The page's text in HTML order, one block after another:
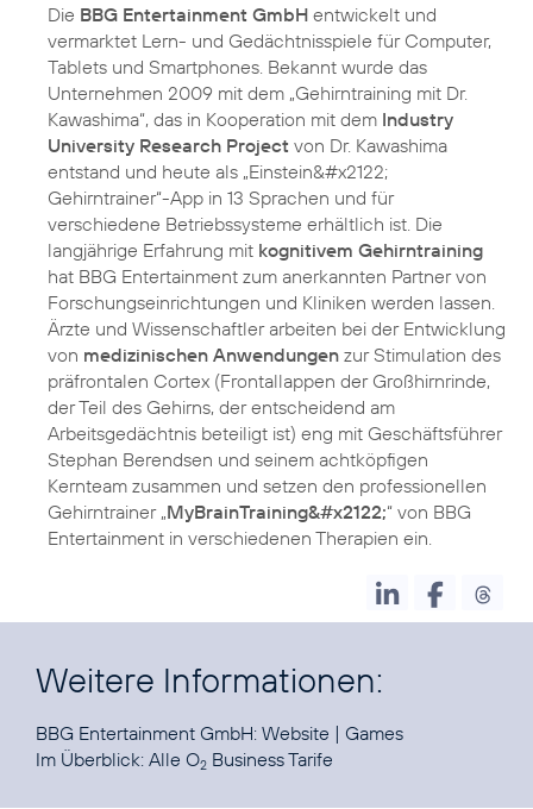
Die BBG Entertainment GmbH entwickelt und
vermarktet Lern- und Gedächtnisspiele für Computer,
Tablets und Smartphones. Bekannt wurde das
Unternehmen 2009 mit dem „Gehirntraining mit Dr.
Kawashima“, das in Kooperation mit dem Industry
University Research Project von Dr. Kawashima
entstand und heute als „Einstein&#x2122;
Gehirntrainer“-App in 13 Sprachen und für
verschiedene Betriebssysteme erhältlich ist. Die
langjährige Erfahrung mit kognitivem Gehirntraining
hat BBG Entertainment zum anerkannten Partner von
Forschungseinrichtungen und Kliniken werden lassen.
Ärzte und Wissenschaftler arbeiten bei der Entwicklung
von medizinischen Anwendungen zur Stimulation des
präfrontalen Cortex (Frontallappen der Großhirnrinde,
der Teil des Gehirns, der entscheidend am
Arbeitsgedächtnis beteiligt ist) eng mit Geschäftsführer
Stephan Berendsen und seinem achtköpfigen
Kernteam zusammen und setzen den professionellen
Gehirntrainer „MyBrainTraining&#x2122;“ von BBG
Entertainment in verschiedenen Therapien ein.
Weitere Informationen:
BBG Entertainment GmbH: Website | Games
Im Überblick: Alle O2 Business Tarife